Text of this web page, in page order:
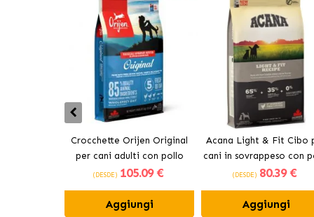
Crocchette Orijen Original
per cani adulti con pollo
(DESDE) 105.09 €
Aggiungi
Acana Light & Fit Cibo
cani in sovrappeso con
fresco
(DESDE) 80.39 €
Aggiungi